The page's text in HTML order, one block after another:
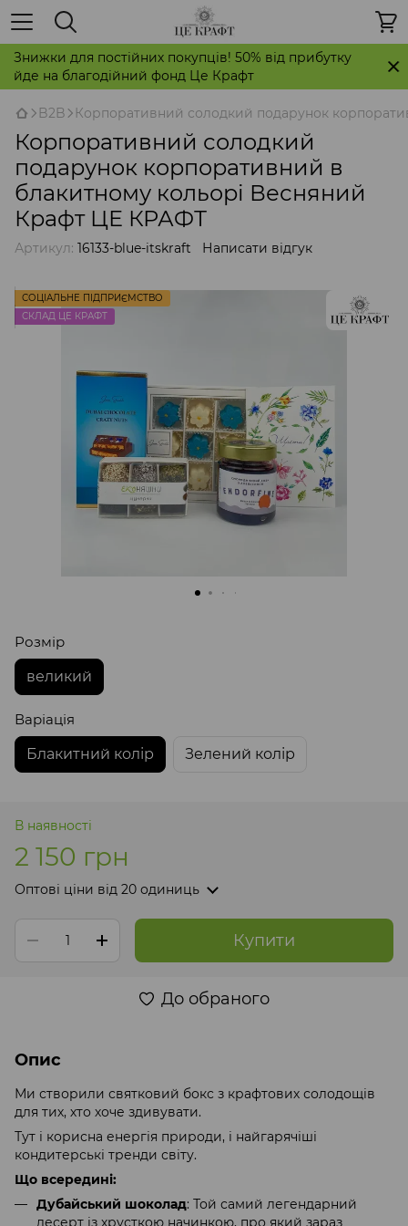
Знижки для постійних покупців! 50% від прибутку
йде на благодійний фонд Це Крафт
B2B Корпоративний солодкий подарунок
Корпоративний солодкий
подарунок корпоративний в
блакитному кольорі Весняний
Крафт ЦЕ КРАФТ
Артикул: 16133-blue-itskraft Написати відгук
СОЦІАЛЬНЕ ПІДПРИЄМСТВО
СКЛАД ЦЕ КРАФТ
Розмір
великий
Варіація
Блакитний колір
Зелений колір
В наявності
2 150 грн
Оптові ціни від 20 одиниць
Купити
До обраного
Опис
Ми створили святковий бокс з крафтових солодощів
для тих, хто хоче здивувати.
Тут і корисна енергія природи, і найгарячіші
кондитерські тренди світу.
Що всередині:
Дубайський шоколад: Той самий легендарний
десерт із хрусткою начинкою, про який зараз